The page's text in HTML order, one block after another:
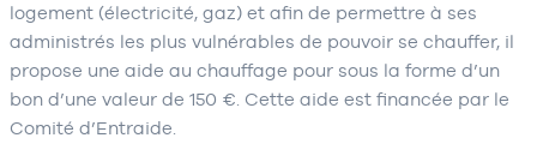
logement (électricité, gaz) et afin de permettre à ses
administrés les plus vulnérables de pouvoir se chauffer, il
propose une aide au chauffage pour sous la forme d’un
bon d’une valeur de 150 €. Cette aide est financée par le
Comité d’Entraide.